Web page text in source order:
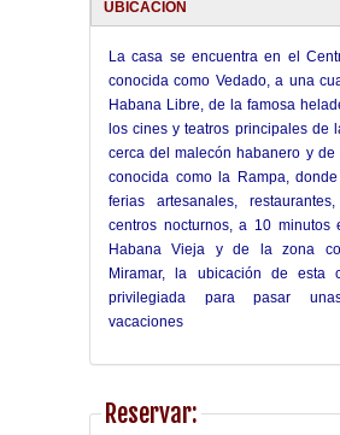
UBICACION
La casa se encuentra en el
conocida como Vedado, a una
Habana Libre, de la famosa
los cines y teatros principales de
cerca del malecón habanero y
conocida como la Rampa,
ferias artesanales,
centros nocturnos, a 10 minutos
Habana Vieja y de la zona
Miramar, la ubicación de esta
privilegiada para pasar
vacaciones
Reservar: